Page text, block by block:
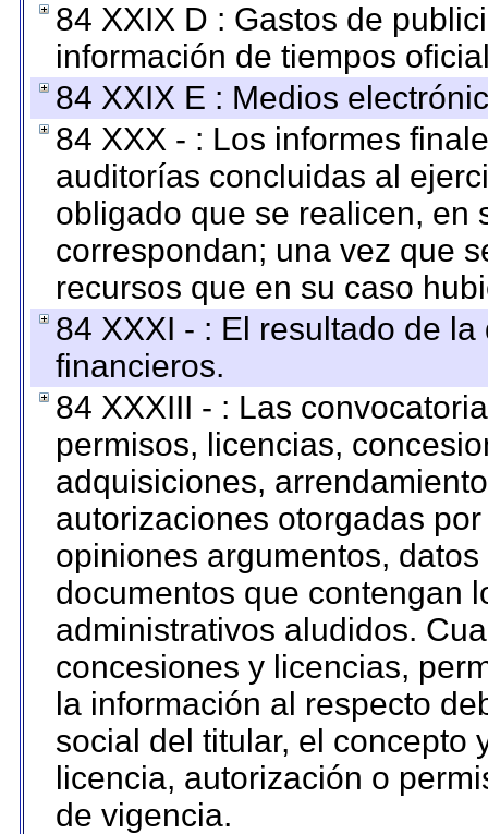
84 XXIX D : Gastos de
información de tiempos
84 XXIX E : Medios
84 XXX - : Los informes
auditorías concluidas al
obligado que se realicen, en
correspondan; una vez que
recursos que en su caso
84 XXXI - : El resultado de
financieros.
84 XXXIII - : Las
permisos, licencias,
adquisiciones,
autorizaciones otorgadas
opiniones argumentos,
documentos que contengan
administrativos aludidos.
concesiones y licencias,
la información al respecto
social del titular, el concepto
licencia, autorización o
de vigencia.